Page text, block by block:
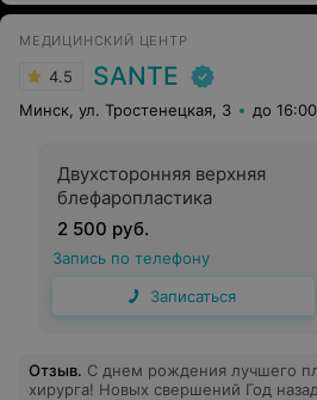
МЕДИЦИНСКИЙ ЦЕНТР
4.5 SANTE
Минск, ул. Тростенецкая, 3 до 16:00
Двухсторонняя верхняя
блефаропластика
2 500 руб.
Запись по телефону
Записаться
Отзыв. С днем рождения лучшего
хирурга! Новых свершений Год назад делала операцию